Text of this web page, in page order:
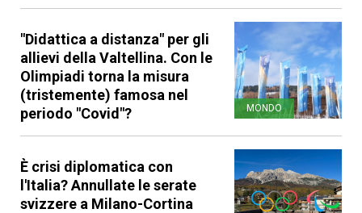
"Didattica a distanza" per gli
allievi della Valtellina. Con le
Olimpiadi torna la misura
(tristemente) famosa nel
periodo "Covid"?
MONDO
È crisi diplomatica con
l'Italia? Annullate le serate
svizzere a Milano-Cortina